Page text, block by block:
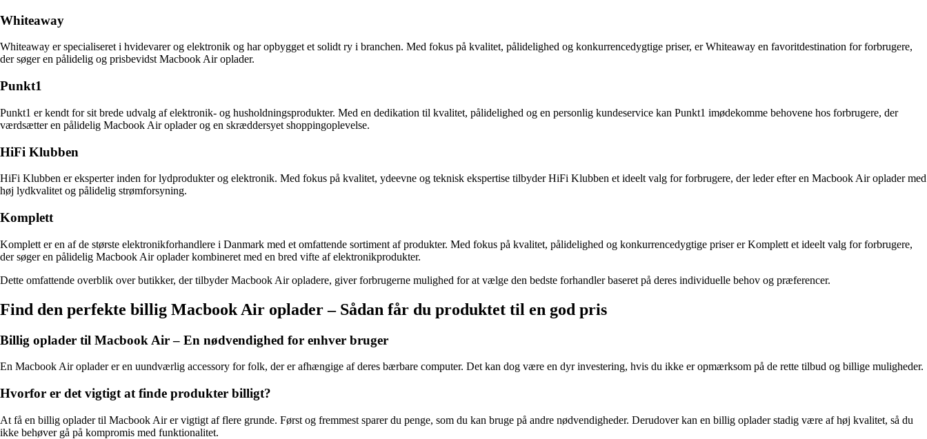
Whiteaway
Whiteaway er specialiseret i hvidevarer og elektronik og har opbygget et solidt ry i branchen. Med fokus på kvalitet, pålidelighed og konkurrencedygtige priser, er Whiteaway en favoritdestination for forbrugere,
der søger en pålidelig og prisbevidst Macbook Air oplader.
Punkt1
Punkt1 er kendt for sit brede udvalg af elektronik- og husholdningsprodukter. Med en dedikation til kvalitet, pålidelighed og en personlig kundeservice kan Punkt1 imødekomme behovene hos forbrugere, der
værdsætter en pålidelig Macbook Air oplader og en skræddersyet shoppingoplevelse.
HiFi Klubben
HiFi Klubben er eksperter inden for lydprodukter og elektronik. Med fokus på kvalitet, ydeevne og teknisk ekspertise tilbyder HiFi Klubben et ideelt valg for forbrugere, der leder efter en Macbook Air oplader med
høj lydkvalitet og pålidelig strømforsyning.
Komplett
Komplett er en af de største elektronikforhandlere i Danmark med et omfattende sortiment af produkter. Med fokus på kvalitet, pålidelighed og konkurrencedygtige priser er Komplett et ideelt valg for forbrugere,
der søger en pålidelig Macbook Air oplader kombineret med en bred vifte af elektronikprodukter.
Dette omfattende overblik over butikker, der tilbyder Macbook Air opladere, giver forbrugerne mulighed for at vælge den bedste forhandler baseret på deres individuelle behov og præferencer.
Find den perfekte billig Macbook Air oplader – Sådan får du produktet til en god pris
Billig oplader til Macbook Air – En nødvendighed for enhver bruger
En Macbook Air oplader er en uundværlig accessory for folk, der er afhængige af deres bærbare computer. Det kan dog være en dyr investering, hvis du ikke er opmærksom på de rette tilbud og billige muligheder.
Hvorfor er det vigtigt at finde produkter billigt?
At få en billig oplader til Macbook Air er vigtigt af flere grunde. Først og fremmest sparer du penge, som du kan bruge på andre nødvendigheder. Derudover kan en billig oplader stadig være af høj kvalitet, så du
ikke behøver gå på kompromis med funktionalitet.